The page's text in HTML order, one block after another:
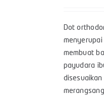
Dot
membuat
payudara